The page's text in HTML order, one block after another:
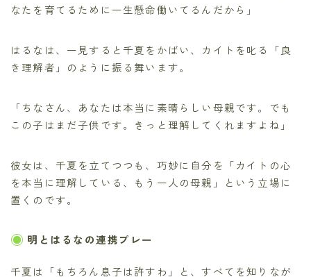
なたを育てるために一生懸命働いてるんだから」
はるなは、一見すると千夏をかばい、カイトを叱る「良
き理解者」のように振る舞います。
「ちなさん、あなたは本当に素晴らしい母親です。でも
この子はまだ子供です。きっと理解してくれますよね」
彼女は、千夏を立てつつも、巧妙に自分を「カイトの心
を本当に理解している、もう一人の母親」という立場に
置くのです。
明とはるなの連携プレー
千夏は「もちろん息子は許すわ」と、すべてを知りなが